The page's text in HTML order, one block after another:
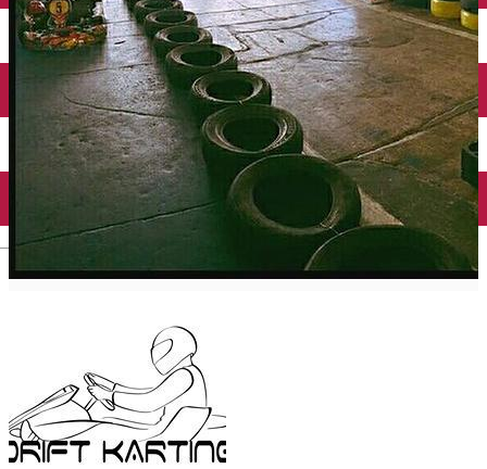
English
Închirieri auto
Închirieri biciclete
Taxi
Încărcare vehicule electrice